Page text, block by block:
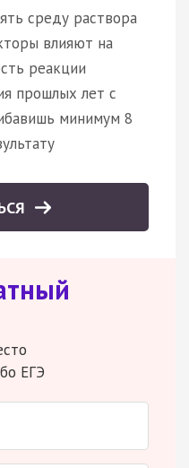
среду раствора
влияют на
реакции
прошлых лет с
минимум 8
ЕГЭ